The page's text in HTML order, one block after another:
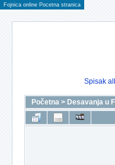
Fojnica online Pocetna stranica
Spisak
Početna > Desavanja u